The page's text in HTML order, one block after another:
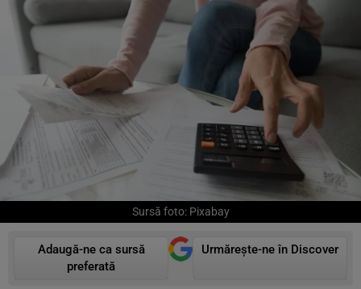
Sursă foto: Pixabay
Adaugă-ne ca sursă
preferată
Urmărește-ne în Discover